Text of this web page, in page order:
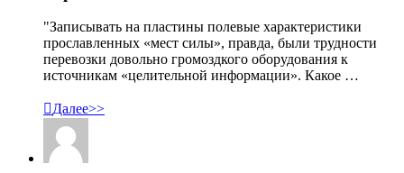
"Записывать на пластины полевые характеристики
прославленных «мест силы», правда, были трудности
перевозки довольно громоздкого оборудования к
источникам «целительной информации». Какое …
Далее>>